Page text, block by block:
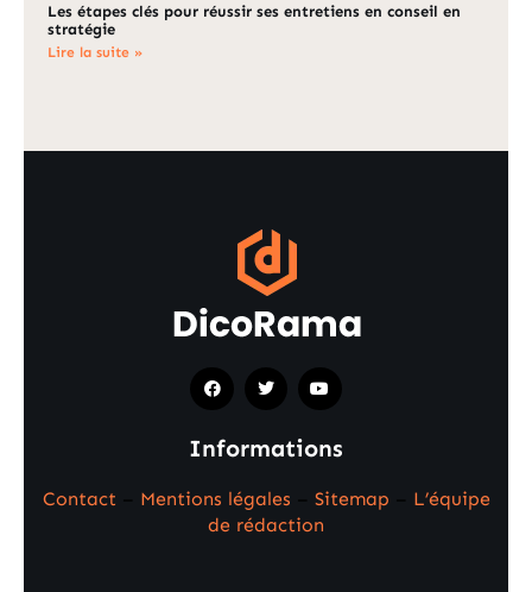
Les étapes clés pour réussir ses entretiens en conseil en
stratégie
Lire la suite »
Informations
Contact Mentions légales Sitemap
L’équipe
de rédaction